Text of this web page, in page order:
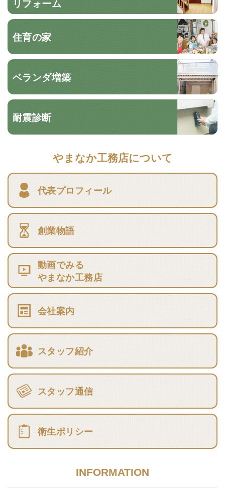
リフォーム
住育の家
ベランダ増築
耐震診断
やまなか工務店について
代表プロフィール
創業物語
動画でみる
やまなか工務店
会社案内
スタッフ紹介
スタッフ通信
衛生ポリシー
INFORMATION